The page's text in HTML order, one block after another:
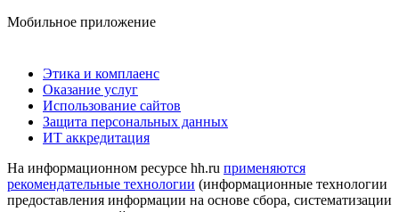
Мобильное приложение
Этика и комплаенс
Оказание услуг
Использование сайтов
Защита персональных данных
ИТ аккредитация
На информационном ресурсе hh.ru применяются
рекомендательные технологии (информационные технологии
предоставления информации на основе сбора, систематизации